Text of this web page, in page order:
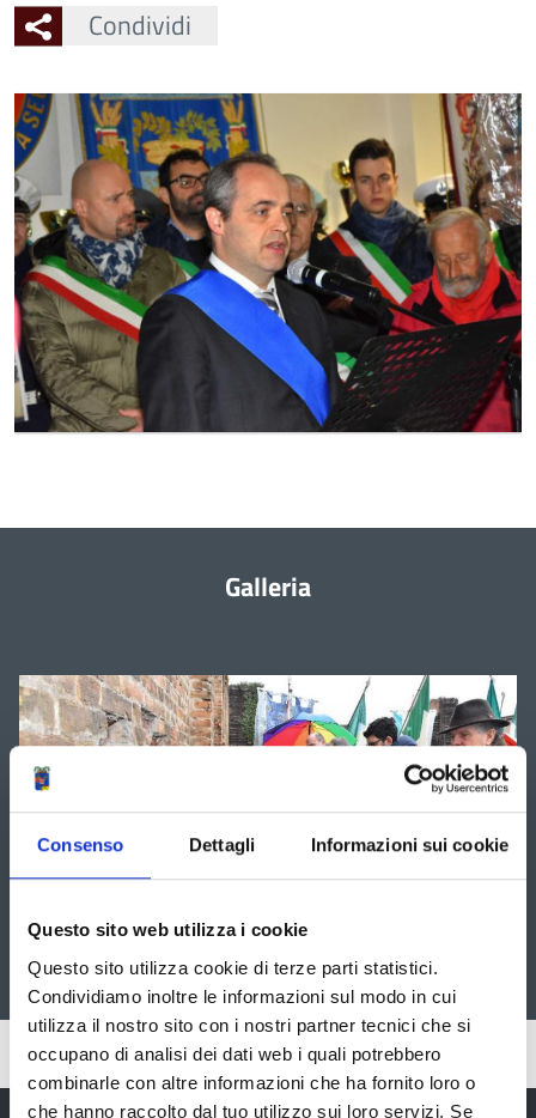
Consenso Dettagli Informazioni sui cookie
Questo sito web utilizza i cookie
Questo sito utilizza cookie di terze parti statistici.
Condividiamo inoltre le informazioni sul modo in cui
utilizza il nostro sito con i nostri partner tecnici che si
occupano di analisi dei dati web i quali potrebbero
combinarle con altre informazioni che ha fornito loro o
che hanno raccolto dal tuo utilizzo sui loro servizi. Se
Condividi
Ingrandisci
l'immagine
Galleria
navigare
le
slide
utilizzando
Pubblicato: 28 Dicembre 2017